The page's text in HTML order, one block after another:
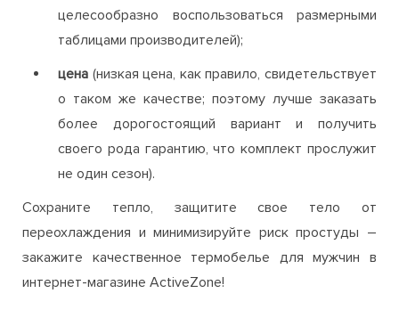
целесообразно воспользоваться размерными
таблицами производителей);
цена (низкая цена, как правило, свидетельствует
о таком же качестве; поэтому лучше заказать
более дорогостоящий вариант и получить
своего рода гарантию, что комплект прослужит
не один сезон).
Сохраните тепло, защитите свое тело от
переохлаждения и минимизируйте риск простуды –
закажите качественное термобелье для мужчин в
интернет-магазине ActiveZone!